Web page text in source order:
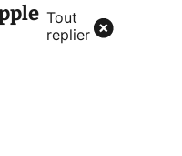
Tout
replier